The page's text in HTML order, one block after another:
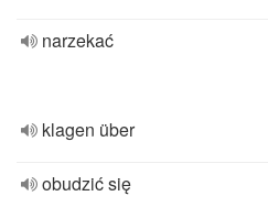
narzekać
klagen über
obudzić się